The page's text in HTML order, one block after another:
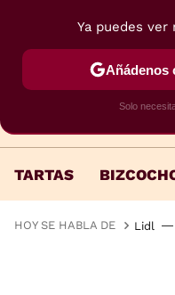
TARTAS
HOY SE HABLA DE Lidl
Ya puedes ver
Añádenos
Solo